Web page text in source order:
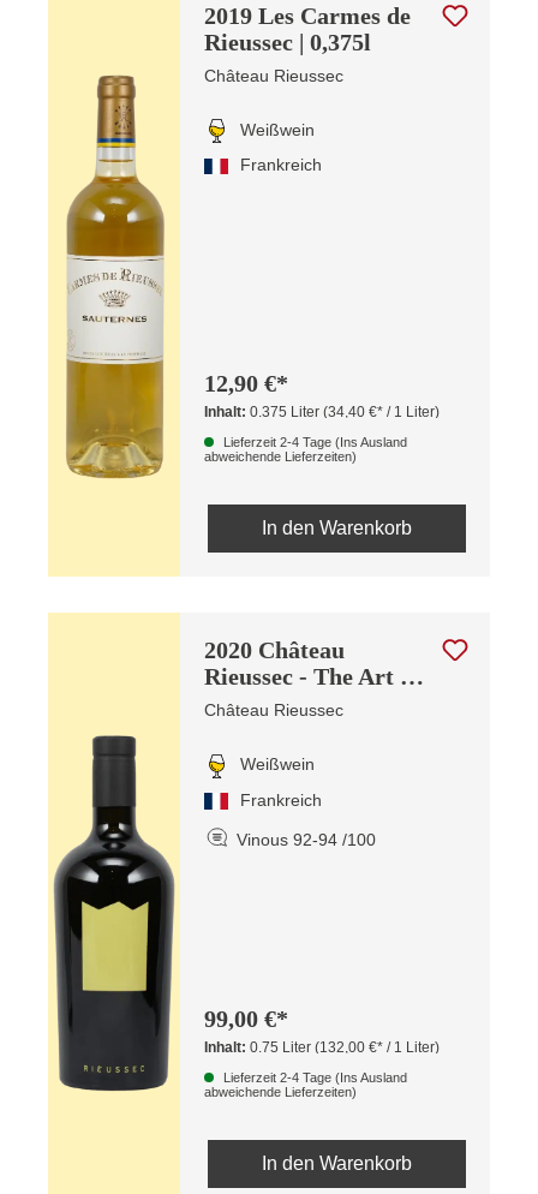
2019 Les Carmes de
Rieussec | 0,375l
Château Rieussec
Weißwein
Frankreich
12,90 €*
Inhalt:0.375 Liter(34,40 €* / 1 Liter)
Lieferzeit 2-4 Tage (Ins Ausland
abweichende Lieferzeiten)
In den Warenkorb
2020 Château
Rieussec - The Art Of
Metamorphosis
Château Rieussec
Weißwein
Frankreich
Vinous 92-94 /100
99,00 €*
Inhalt:0.75 Liter(132,00 €* / 1 Liter)
Lieferzeit 2-4 Tage (Ins Ausland
abweichende Lieferzeiten)
In den Warenkorb